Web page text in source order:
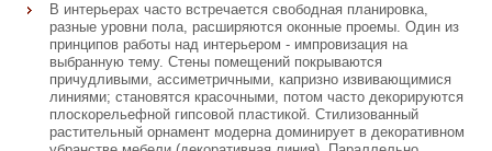
В интерьерах часто встречается свободная планировка,
разные уровни пола, расширяются оконные проемы. Один из
принципов работы над интерьером - импровизация на
выбранную тему. Стены помещений покрываются
причудливыми, ассиметричными, капризно извивающимися
линиями; становятся красочными, потом часто декорируются
плоскорельефной гипсовой пластикой. Стилизованный
растительный орнамент модерна доминирует в декоративном